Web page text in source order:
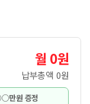
월 0원
납부총액 0원
만원 증정